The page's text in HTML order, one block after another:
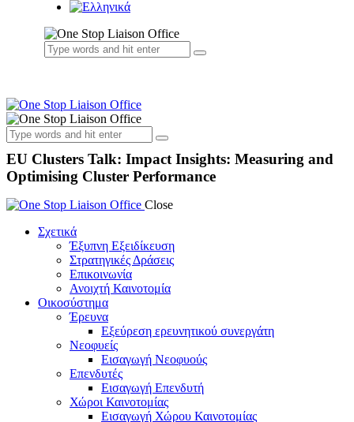
EU Clusters Talk: Impact Insights: Measuring and
Optimising Cluster Performance
Close
Σχετικά
Έξυπνη Εξειδίκευση
Στρατηγικές Δράσεις
Επικοινωνία
Ανοιχτή Καινοτομία
Οικοσύστημα
Έρευνα
Εξεύρεση ερευνητικού συνεργάτη
Νεοφυείς
Εισαγωγή Νεοφυούς
Επενδυτές
Εισαγωγή Επενδυτή
Χώροι Καινοτομίας
Εισαγωγή Χώρου Καινοτομίας